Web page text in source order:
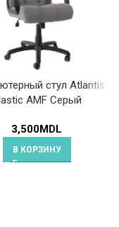
стул Atlantis
AMF Серый
3,500MDL
В КОРЗИНУ